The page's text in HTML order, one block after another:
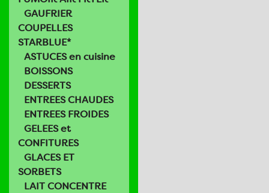
GAUFRIER
COUPELLES
STARBLUE*
ASTUCES en cuisine
BOISSONS
DESSERTS
ENTREES CHAUDES
ENTREES FROIDES
GELEES et
CONFITURES
GLACES ET
SORBETS
LAIT CONCENTRE